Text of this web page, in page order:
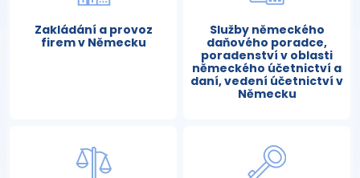
Zakládání a provoz
firem v Německu
Služby německého
daňového poradce,
poradenství v oblasti
německého účetnictví a
daní, vedení účetnictví v
Německu